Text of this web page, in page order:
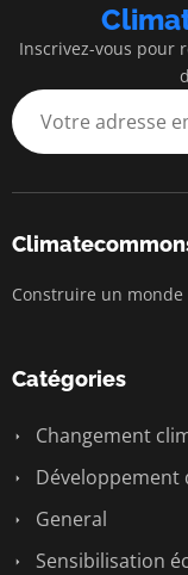
Inscrivez-vous pour
Construire un
Catégories
Changement
Développement
General
Sensibilisation